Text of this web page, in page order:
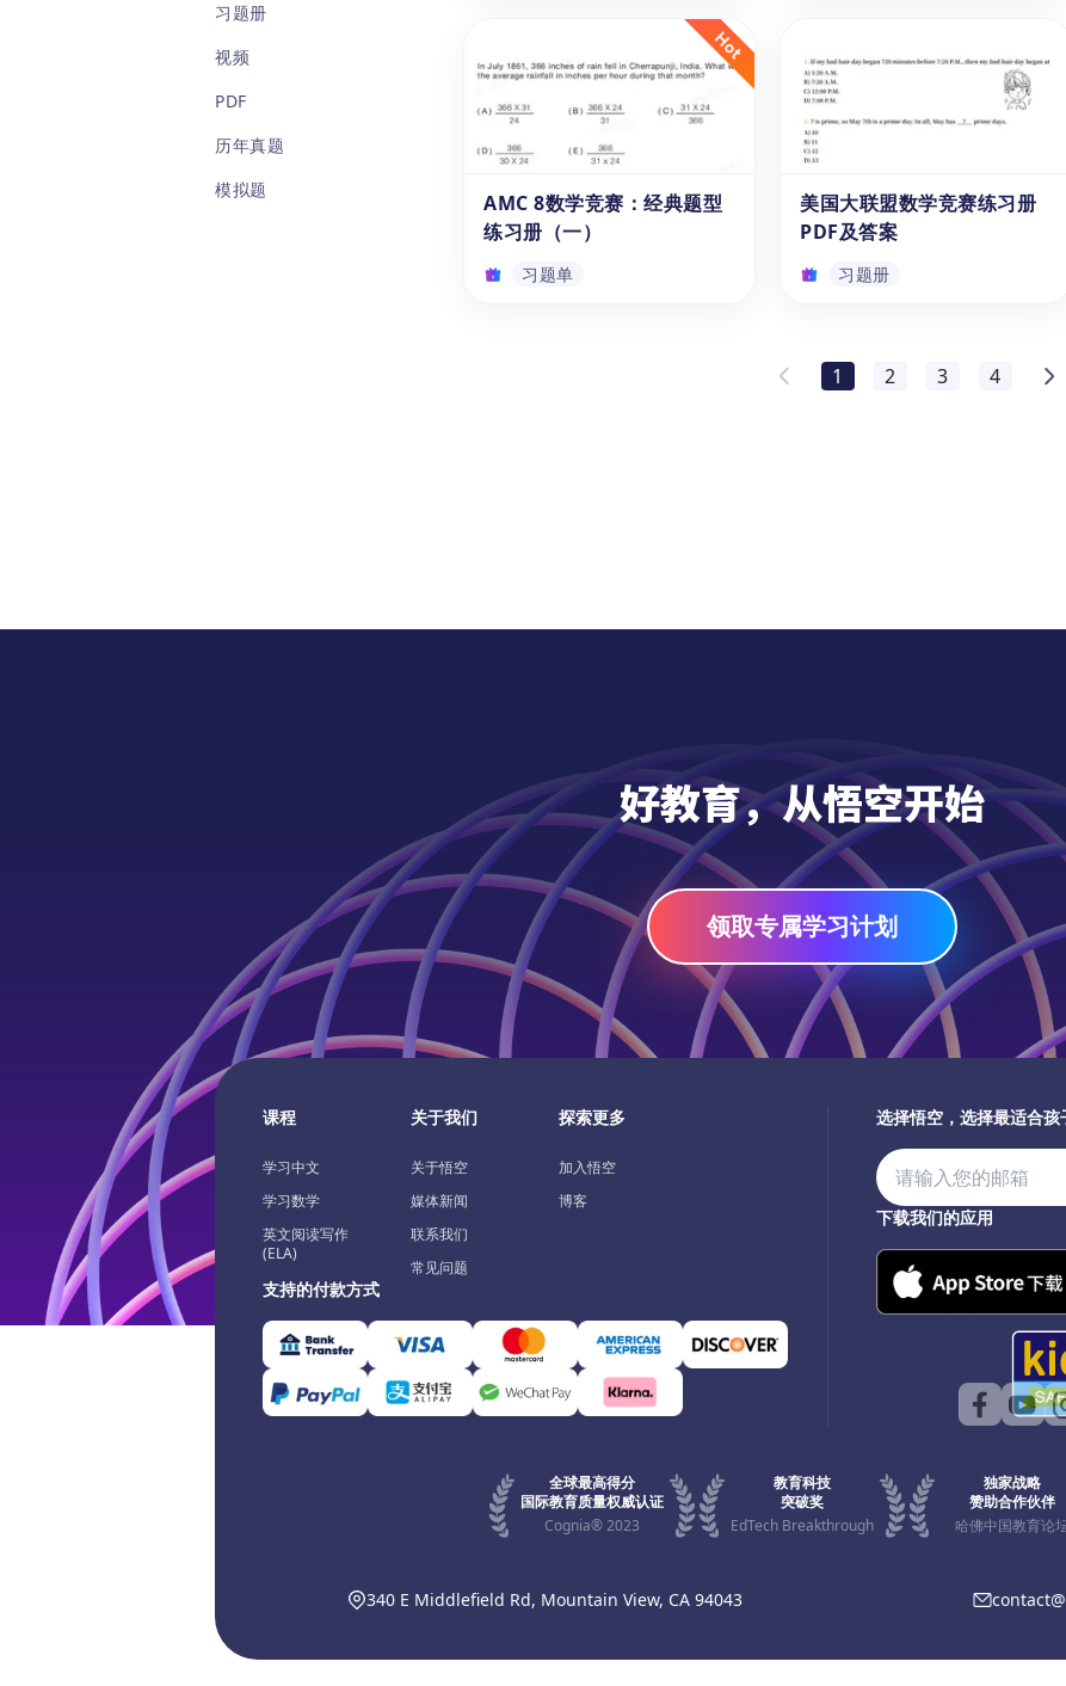
习题册
视频
PDF
历年真题
模拟题
中特别设计的打卡式学习模式，
让你能养成每天背诵的好习惯。
快来下载打卡，掌握核心数学竞
赛词汇吧！
学数学|18道经典趣味数学
题（免费下载）
题》是一份可免费下载的PDF数
学练习册，适合6-14岁的孩子或
学生使用。该练习册涵盖了数与
代数、几何与测量、应用等1-6
年纪小学生的数学知识。通过解
答练习册中的题目，海外孩子能
够巩固和应用所学的数学知识，
习题单
答案
这份小学数学混合运算应用题练
习册适合2至5年级的小学生练
习，帮助他们培养加、减、乘、
除的基本运算技能。通过多样化
的混合运算应用题，学生能够理
解数学在现实生活中的重要性和
实用性。快来免费下载，尽情体
验数学的乐趣吧！
PDF
AMC 8数学竞赛：经典题型
练习册（一）
习题单
册》共两册，本书为第一册。
美国大联盟数学竞赛练习册
PDF及答案
习题册
PDF及答案
力和数学思维能力。对于参加数
1 2 3 4
好教育，从悟空开始
领取专属学习计划
课程
学习中文
学习数学
英文阅读写作
(ELA)
关于我们
关于悟空
媒体新闻
联系我们
常见问题
探索更多
加入悟空
博客
支持的付款方式
选择悟空，选择最适合孩
下载我们的应用
全球最高得分
国际教育质量权威认证
Cognia® 2023
教育科技
突破奖
EdTech Breakthrough
独家战略
赞助合作伙伴
哈佛中国教育论
340 E Middlefield Rd, Mountain View, CA 94043